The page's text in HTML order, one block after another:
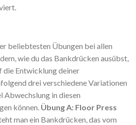
beliebtesten Übungen bei allen
wie du das Bankdrücken ausübst,
die Entwicklung deiner
drei verschiedene Variationen
Abwechslung in diesen
können. Übung A: Floor Press
man ein Bankdrücken, das vom